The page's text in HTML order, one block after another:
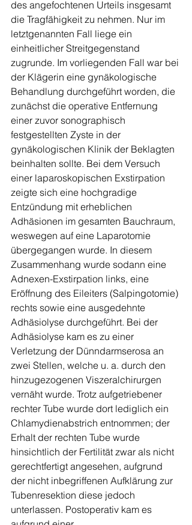
des angefochtenen Urteils insgesamt
die Tragfähigkeit zu nehmen. Nur im
letztgenannten Fall liege ein
einheitlicher Streitgegenstand
zugrunde. Im vorliegenden Fall war bei
der Klägerin eine gynäkologische
Behandlung durchgeführt worden, die
zunächst die operative Entfernung
einer zuvor sonographisch
festgestellten Zyste in der
gynäkologischen Klinik der Beklagten
beinhalten sollte. Bei dem Versuch
einer laparoskopischen Exstirpation
zeigte sich eine hochgradige
Entzündung mit erheblichen
Adhäsionen im gesamten Bauchraum,
weswegen auf eine Laparotomie
übergegangen wurde. In diesem
Zusammenhang wurde sodann eine
Adnexen-Exstirpation links, eine
Eröffnung des Eileiters (Salpingotomie)
rechts sowie eine ausgedehnte
Adhäsiolyse durchgeführt. Bei der
Adhäsiolyse kam es zu einer
Verletzung der Dünndarmserosa an
zwei Stellen, welche u. a. durch den
hinzugezogenen Viszeralchirurgen
vernäht wurde. Trotz aufgetriebener
rechter Tube wurde dort lediglich ein
Chlamydienabstrich entnommen; der
Erhalt der rechten Tube wurde
hinsichtlich der Fertilität zwar als nicht
gerechtfertigt angesehen, aufgrund
der nicht inbegriffenen Aufklärung zur
Tubenresektion diese jedoch
unterlassen. Postoperativ kam es